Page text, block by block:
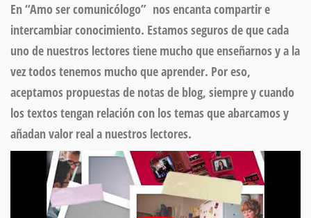
En “Amo ser comunicólogo” nos encanta compartir e
intercambiar conocimiento. Estamos seguros de que cada
uno de nuestros lectores tiene mucho que enseñarnos y a la
vez todos tenemos mucho que aprender. Por eso,
aceptamos propuestas de notas de blog, siempre y cuando
los textos tengan relación con los temas que abarcamos y
añadan valor real a nuestros lectores.